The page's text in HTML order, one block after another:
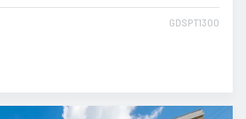
GDSPT1300